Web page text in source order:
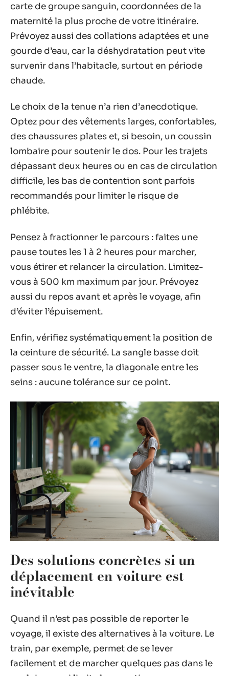
carte de groupe sanguin, coordonnées de la
maternité la plus proche de votre itinéraire.
Prévoyez aussi des collations adaptées et une
gourde d’eau, car la déshydratation peut vite
survenir dans l’habitacle, surtout en période
chaude.
Le choix de la tenue n’a rien d’anecdotique.
Optez pour des vêtements larges, confortables,
des chaussures plates et, si besoin, un coussin
lombaire pour soutenir le dos. Pour les trajets
dépassant deux heures ou en cas de circulation
difficile, les bas de contention sont parfois
recommandés pour limiter le risque de
phlébite.
Pensez à fractionner le parcours : faites une
pause toutes les 1 à 2 heures pour marcher,
vous étirer et relancer la circulation. Limitez-
vous à 500 km maximum par jour. Prévoyez
aussi du repos avant et après le voyage, afin
d’éviter l’épuisement.
Enfin, vérifiez systématiquement la position de
la ceinture de sécurité. La sangle basse doit
passer sous le ventre, la diagonale entre les
seins : aucune tolérance sur ce point.
Des solutions concrètes si un
déplacement en voiture est
inévitable
Quand il n’est pas possible de reporter le
voyage, il existe des alternatives à la voiture. Le
train, par exemple, permet de se lever
facilement et de marcher quelques pas dans le